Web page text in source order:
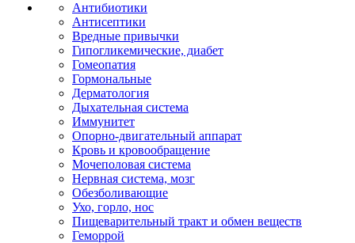
Антибиотики
Антисептики
Вредные привычки
Гипогликемические, диабет
Гомеопатия
Гормональные
Дерматология
Дыхательная система
Иммунитет
Опорно-двигательный аппарат
Кровь и кровообращение
Мочеполовая система
Нервная система, мозг
Обезболивающие
Ухо, горло, нос
Пищеварительный тракт и обмен веществ
Геморрой